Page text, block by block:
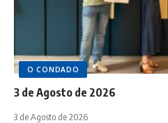
O CONDADO
3 de Agosto de 2026
3 de Agosto de 2026